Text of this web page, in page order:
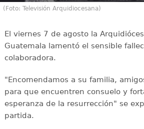
(Foto: Televisión Arquidiocesana)
El viernes 7 de agosto la
Guatemala lamentó el sensible
colaboradora.
"Encomendamos a su familia,
para que encuentren consuelo y
esperanza de la resurrección" se
partida.